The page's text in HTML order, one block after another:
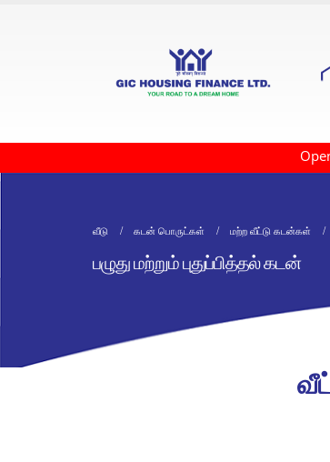
வீடு கடன் பொருட்கள் மற்ற வீட்டு கடன்கள்
பழுது மற்றும் புதுப்பித்தல் கடன்